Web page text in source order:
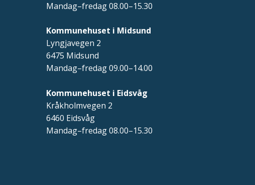
Mandag–fredag 08.00–15.30
Kommunehuset i Midsund
Lyngjavegen 2
6475 Midsund
Mandag–fredag 09.00–14.00
Kommunehuset i Eidsvåg
Kråkholmvegen 2
6460 Eidsvåg
Mandag–fredag 08.00–15.30